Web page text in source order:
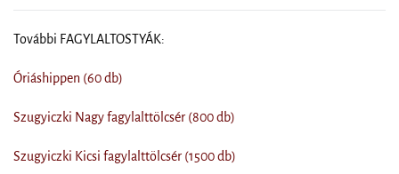
További FAGYLALTOSTYÁK:
Óriáshippen (60 db)
Szugyiczki Nagy fagylalttölcsér (800 db)
Szugyiczki Kicsi fagylalttölcsér (1500 db)